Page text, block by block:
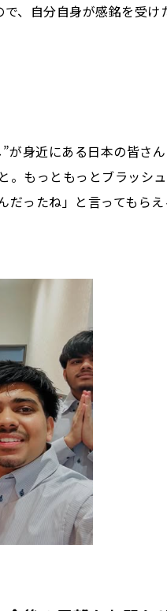
、自分自身が感銘を受け
が身近にある日本の皆さ
。もっともっとブラッシ
ったね」と言ってもら